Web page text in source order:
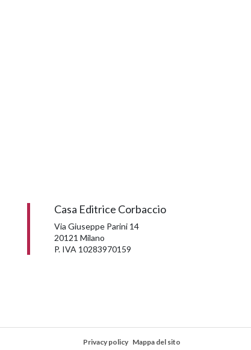
Casa Editrice Corbaccio
Via Giuseppe Parini 14
20121 Milano
P. IVA 10283970159
Privacy policy Mappa del sito